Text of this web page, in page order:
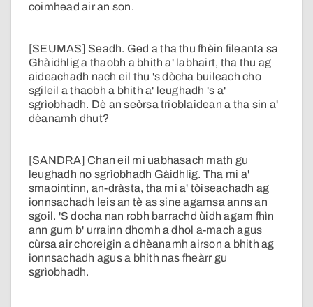
coimhead air an son.
[SEUMAS] Seadh. Ged a tha thu fhèin fileanta sa
Ghàidhlig a thaobh a bhith a' labhairt, tha thu ag
aideachadh nach eil thu 's dòcha buileach cho
sgileil a thaobh a bhith a' leughadh 's a'
sgrìobhadh. Dè an seòrsa trioblaidean a tha sin a'
dèanamh dhut?
[SANDRA] Chan eil mi uabhasach math gu
leughadh no sgrìobhadh Gàidhlig. Tha mi a'
smaointinn, an-dràsta, tha mi a' tòiseachadh ag
ionnsachadh leis an tè as sine agamsa anns an
sgoil. 'S docha nan robh barrachd ùidh agam fhìn
ann gum b' urrainn dhomh a dhol a-mach agus
cùrsa air choreigin a dhèanamh airson a bhith ag
ionnsachadh agus a bhith nas fheàrr gu
sgrìobhadh.